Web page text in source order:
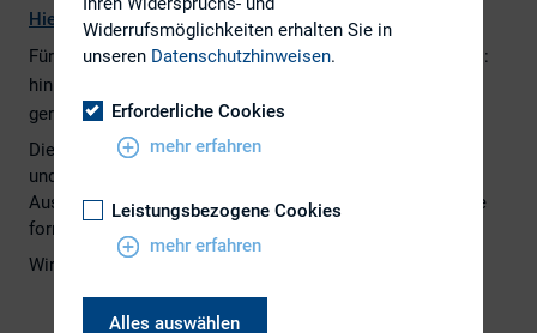
Hier
geht es zur Studie
Für Rückfragen steht Ihnen Frau Anna Hinrichsen (E-Maill:
hinrichsen@bwl.tu-darmstadt.de, Tel.: 06151-16/64298)
gerne zur Verfügung.
Die Ergebnisse werden zur der 18. DIRK-Konferenz am 1.
und 2. Juni 2015 präsentiert und Ihnen auf Wunsch nach
Auswertung auch zugesandt. Bitte senden Sie hierfür eine
formlose E-Mail an hinrichsen@bwl.tu-darmstadt.de.
Wir danken Ihnen herzlich für Ihre Mitwirkung!
Widerrufsmöglichkeiten erhalten Sie in
unseren Datenschutzhinweisen.
Erforderliche Cookies
mehr erfahren
Leistungsbezogene Cookies
mehr erfahren
Alles auswählen